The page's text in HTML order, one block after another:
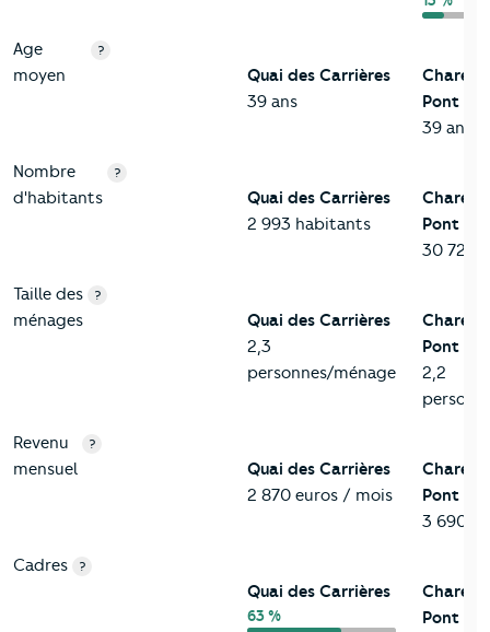
Age
moyen
?
Quai des Carrières
39 ans
Pont
39 ans
Nombre
d'habitants
?
Quai des Carrières
2 993 habitants
Pont
30 722
Taille des
ménages
?
Quai des Carrières
2,3
personnes/ménage
Pont
2,2
Revenu
mensuel
?
Quai des Carrières
2 870 euros / mois
Pont
3 690
Cadres ?
Quai des Carrières
63 %
Pont